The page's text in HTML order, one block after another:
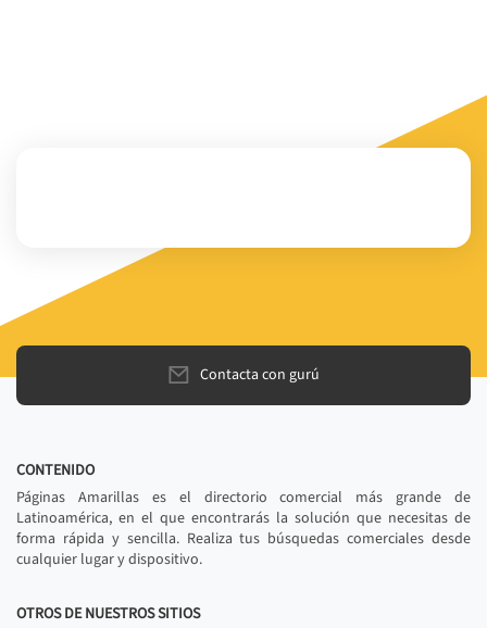
Contacta con gurú
CONTENIDO
Páginas Amarillas es el directorio comercial más grande de
Latinoamérica, en el que encontrarás la solución que necesitas de
forma rápida y sencilla. Realiza tus búsquedas comerciales desde
cualquier lugar y dispositivo.
OTROS DE NUESTROS SITIOS